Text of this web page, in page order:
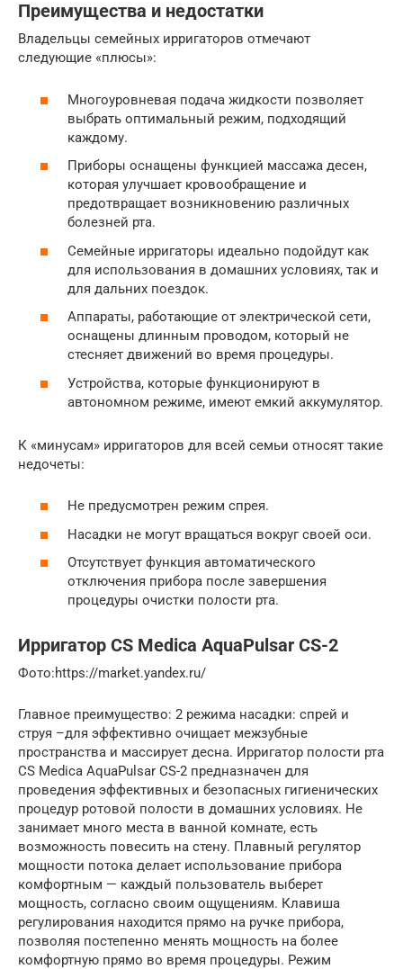
Преимущества и недостатки
Владельцы семейных ирригаторов отмечают
следующие «плюсы»:
Многоуровневая подача жидкости позволяет
выбрать оптимальный режим, подходящий
каждому.
Приборы оснащены функцией массажа десен,
которая улучшает кровообращение и
предотвращает возникновению различных
болезней рта.
Семейные ирригаторы идеально подойдут как
для использования в домашних условиях, так и
для дальних поездок.
Аппараты, работающие от электрической сети,
оснащены длинным проводом, который не
стесняет движений во время процедуры.
Устройства, которые функционируют в
автономном режиме, имеют емкий аккумулятор.
К «минусам» ирригаторов для всей семьи относят такие
недочеты:
Не предусмотрен режим спрея.
Насадки не могут вращаться вокруг своей оси.
Отсутствует функция автоматического
отключения прибора после завершения
процедуры очистки полости рта.
Ирригатор CS Medica AquaPulsar CS-2
Фото:https://market.yandex.ru/
Главное преимущество: 2 режима насадки: спрей и
струя –для эффективно очищает межзубные
пространства и массирует десна. Ирригатор полости рта
CS Medica AquaPulsar CS-2 предназначен для
проведения эффективных и безопасных гигиенических
процедур ротовой полости в домашних условиях. Не
занимает много места в ванной комнате, есть
возможность повесить на стену. Плавный регулятор
мощности потока делает использование прибора
комфортным — каждый пользователь выберет
мощность, согласно своим ощущениям. Клавиша
регулирования находится прямо на ручке прибора,
позволяя постепенно менять мощность на более
комфортную прямо во время процедуры. Режим